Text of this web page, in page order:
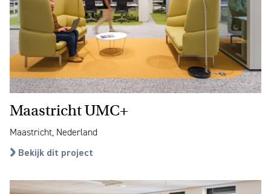
Maastricht UMC+
Maastricht, Nederland
Bekijk dit project